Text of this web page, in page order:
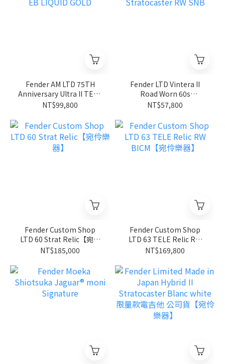
Fender AM LTD 75TH
Anniversary Ultra II TELE
EB LIQUID GOLD
NT$99,800
Fender LTD Vintera II
Road Worn 60s
Stratocaster RW SNB
NT$57,800
Fender Custom Shop
LTD 60 Strat Relic【宛伶
樂器】
NT$185,000
Fender Custom Shop
LTD 63 TELE Relic RW
BICM【宛伶樂器】
NT$169,800